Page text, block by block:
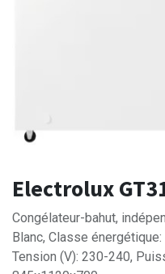
Electrolux
Congélateur-bahut,
Blanc, Classe
Tension (V): 230-240,